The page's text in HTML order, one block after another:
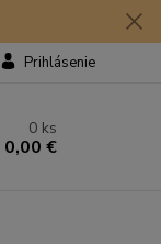
Prihlásenie
0 ks
0,00 €